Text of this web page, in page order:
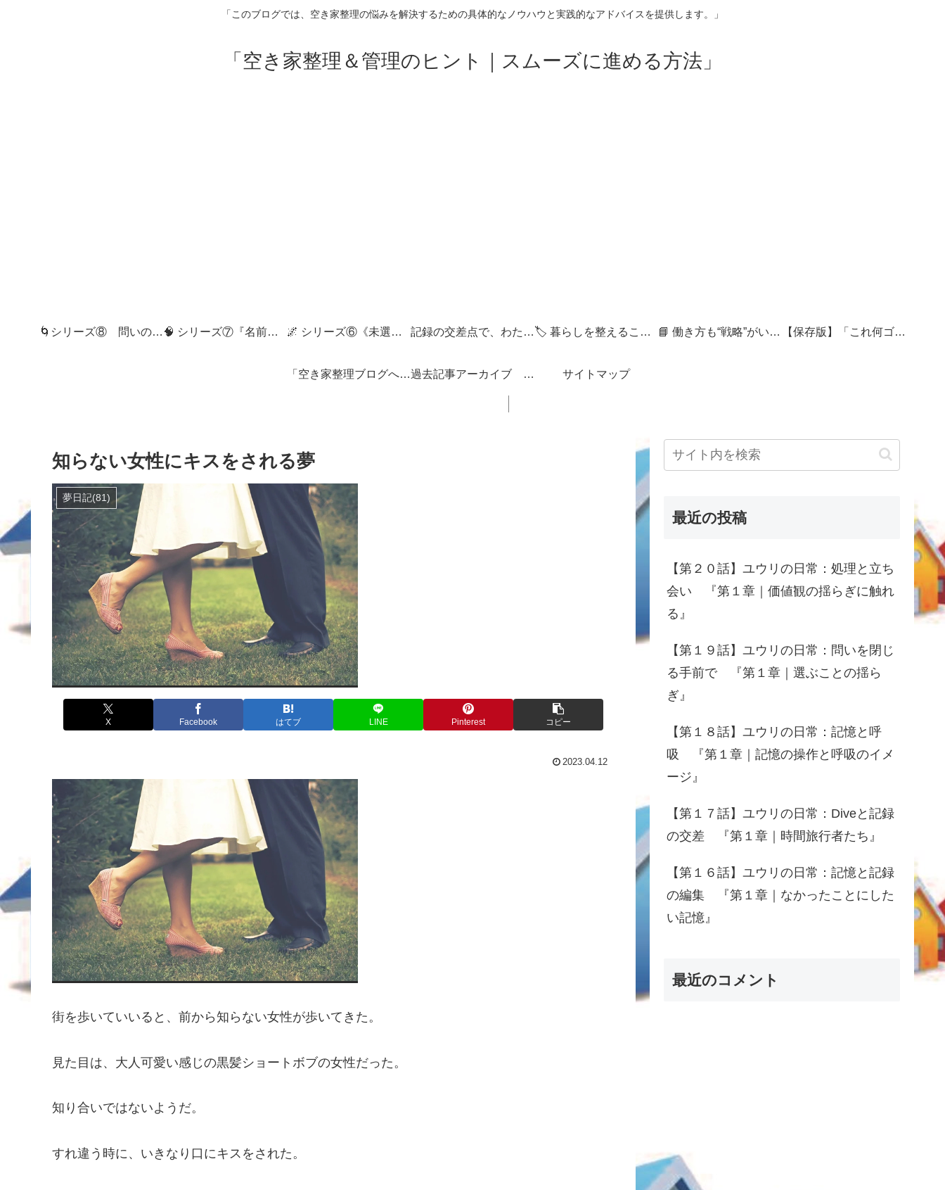
「このブログでは、空き家整理の悩みを解決するための具体的なノウハウと実践的なアドバイスを提供します。」
「空き家整理＆管理のヒント｜スムーズに進める方法」
🌀シリーズ⑧ 問いの狭間へ：記録社会とMemory Diveの世界へようこそ 🧠 シリーズ⑦『名前のない記憶』 🌌 シリーズ⑥《未選択の編集点》 記録の交差点で、わたしを編みなおす 🏷 暮らしを整えることは、未来を編むこと 📘 働き方も“戦略”がいる──セカンドキャリアを組み直す50代の記録 【保存版】「これ何ゴミ？」で迷ったら｜捨てづらさをスコアで見える化する処分ガイド
「空き家整理ブログへようこそ！」 過去記事アーカイブ 「思い立ったが吉日ぶろぐ」 ブログの内容 一覧 リンク集 サイトマップ
知らない女性にキスをされる夢
夢日記(81)
X Facebook はてブ LINE Pinterest コピー
2023.04.12
街を歩いていいると、前から知らない女性が歩いてきた。
見た目は、大人可愛い感じの黒髪ショートボブの女性だった。
知り合いではないようだ。
すれ違う時に、いきなり口にキスをされた。
最近の投稿
【第２０話】ユウリの日常：処理と立ち
会い 『第１章｜価値観の揺らぎに触れ
る』
【第１９話】ユウリの日常：問いを閉じ
る手前で 『第１章｜選ぶことの揺ら
ぎ』
【第１８話】ユウリの日常：記憶と呼
吸 『第１章｜記憶の操作と呼吸のイメ
ージ』
【第１７話】ユウリの日常：Diveと記録
の交差 『第１章｜時間旅行者たち』
【第１６話】ユウリの日常：記憶と記録
の編集 『第１章｜なかったことにした
い記憶』
最近のコメント